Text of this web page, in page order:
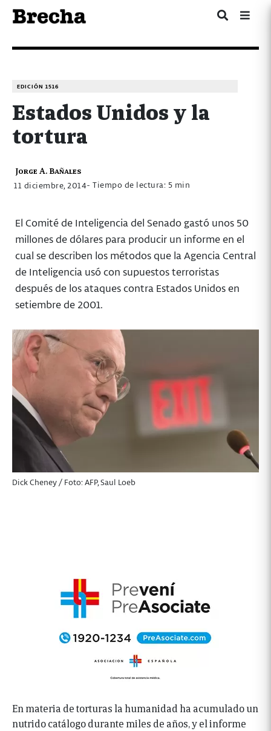
EDICIÓN 1516
Estados Unidos y la
tortura
Jorge A. Bañales
11 diciembre, 2014- Tiempo de lectura: 5 min
El Comité de Inteligencia del Senado gastó unos 50
millones de dólares para producir un informe en el
cual se describen los métodos que la Agencia Central
de Inteligencia usó con supuestos terroristas
después de los ataques contra Estados Unidos en
setiembre de 2001.
Dick Cheney / Foto: AFP, Saul Loeb
En materia de torturas la humanidad ha acumulado un
nutrido catálogo durante miles de años, y el informe